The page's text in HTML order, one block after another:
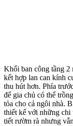
Khối ban công tầng 2
kết hợp lan can kính
thu hút hơn. Phía
để gia chủ có thể
tỏa cho cả ngôi nhà.
thiết kế với những chi
tiết rườm rà nhưng